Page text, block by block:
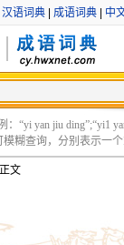
汉语词典 成语词典 中
“yi yan jiu ding”;“yi1
糊查询，分别表示一
文